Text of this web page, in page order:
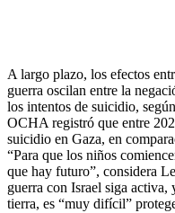
A largo plazo, los efectos
guerra oscilan entre la
los intentos de suicidio,
OCHA registró que entre
suicidio en Gaza, en
“Para que los niños
que hay futuro”, considera
guerra con Israel siga
tierra, es “muy difícil”